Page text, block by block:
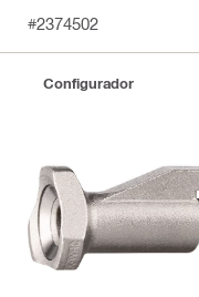
#2374502
Configurador